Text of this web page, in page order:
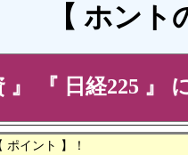
【 ホン
』 『 日経225 』
イント 】！